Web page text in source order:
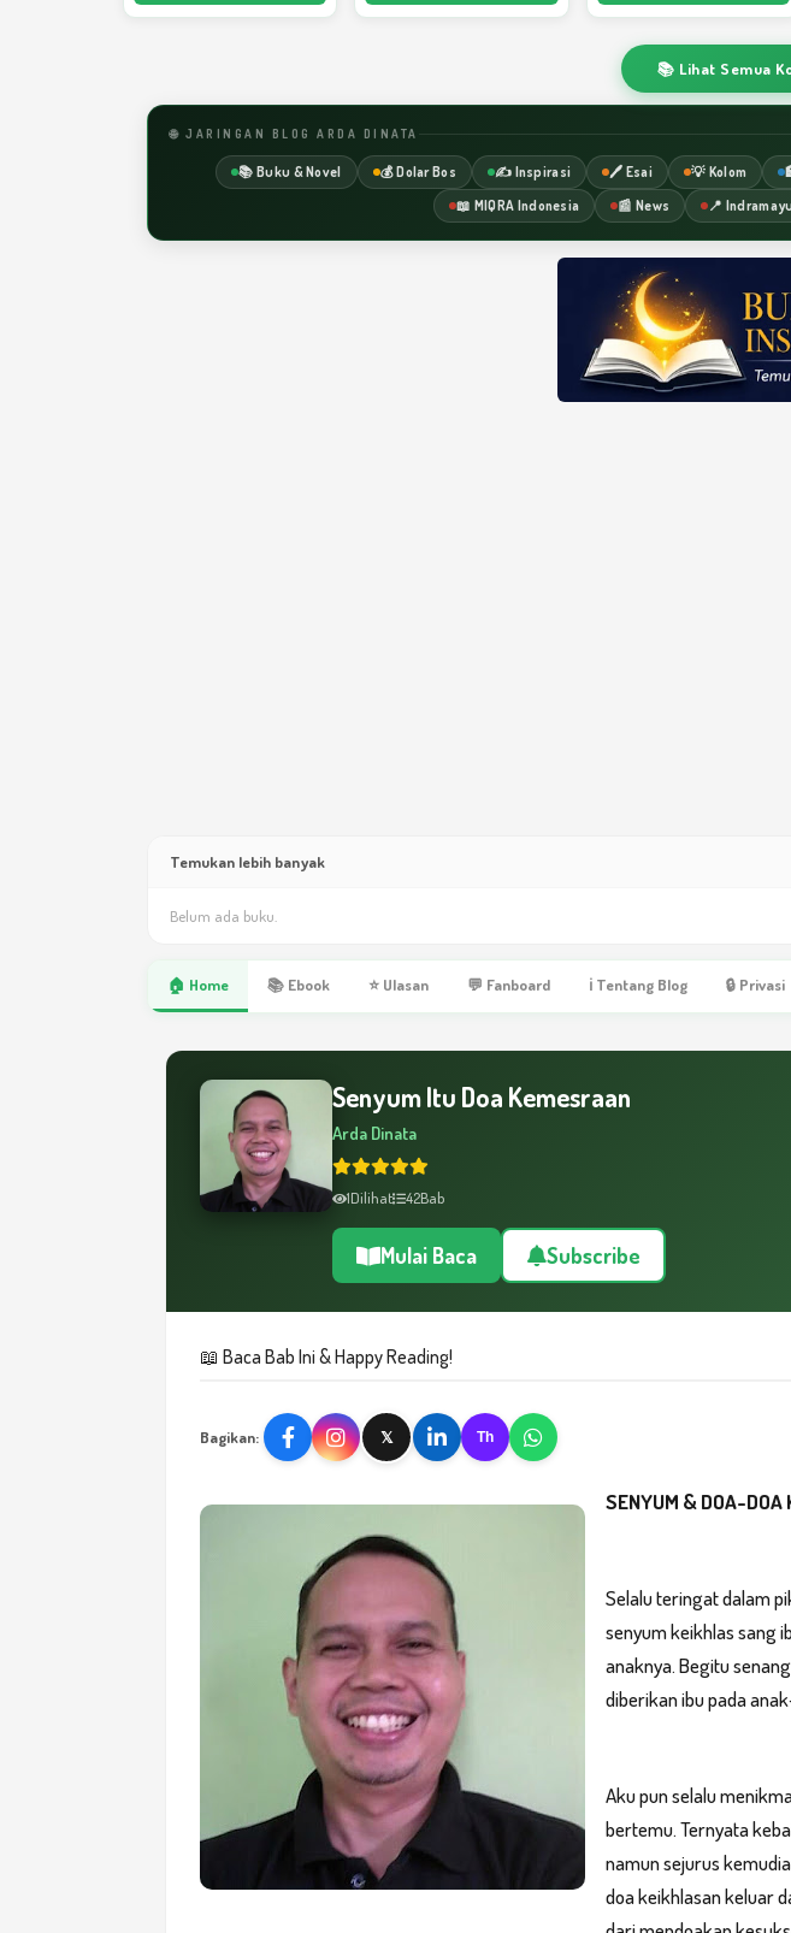
📚 Lihat Semua
🌐 JARINGAN BLOG ARDA DINATA
📚 Buku & Novel 💰 Dolar Bos ✍️ Inspirasi 🖊️ Esai 💡 Kolom
📖 MIQRA Indonesia
📰 News 📍
Temukan lebih banyak
Belum ada buku.
🏠 Home 📚 Ebook ⭐ Ulasan 💬 Fanboard ℹ Tentang Blog 🔒 Privasi
Senyum Itu Doa Kemesraan
Arda Dinata
1Dilihat 42Bab
Mulai Baca Subscribe
📖 Baca Bab Ini & Happy Reading!
Bagikan: 𝕏 Th
SENYUM & DOA-DOA
Selalu teringat dalam
senyum keikhlas sang
anaknya. Begitu
diberikan ibu pada
Aku pun selalu
bertemu. Ternyata
namun sejurus
doa keikhlasan keluar